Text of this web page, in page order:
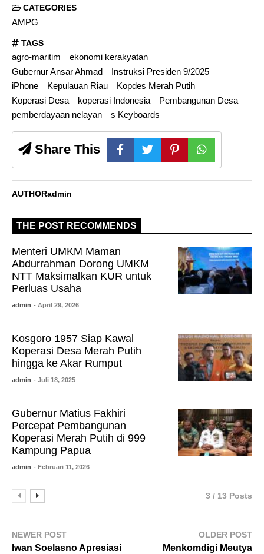
CATEGORIES
AMPG
TAGS
agro-maritim
ekonomi kerakyatan
Gubernur Ansar Ahmad
Instruksi Presiden 9/2025
iPhone
Kepulauan Riau
Kopdes Merah Putih
Koperasi Desa
koperasi Indonesia
Pembangunan Desa
pemberdayaan nelayan
s Keyboards
Share This
AUTHORadmin
THE POST RECOMMENDS
Menteri UMKM Maman
Abdurrahman Dorong UMKM
NTT Maksimalkan KUR untuk
Perluas Usaha
admin - April 29, 2026
Kosgoro 1957 Siap Kawal
Koperasi Desa Merah Putih
hingga ke Akar Rumput
admin - Juli 18, 2025
Gubernur Matius Fakhiri
Percepat Pembangunan
Koperasi Merah Putih di 999
Kampung Papua
admin - Februari 11, 2026
3 / 13 Posts
NEWER POST
Iwan Soelasno Apresiasi
OLDER POST
Menkomdigi Meutya